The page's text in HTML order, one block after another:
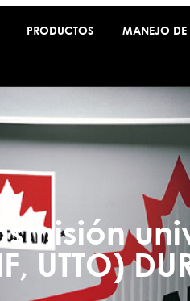
PRODUCTOS MANEJO DE
UTTO)